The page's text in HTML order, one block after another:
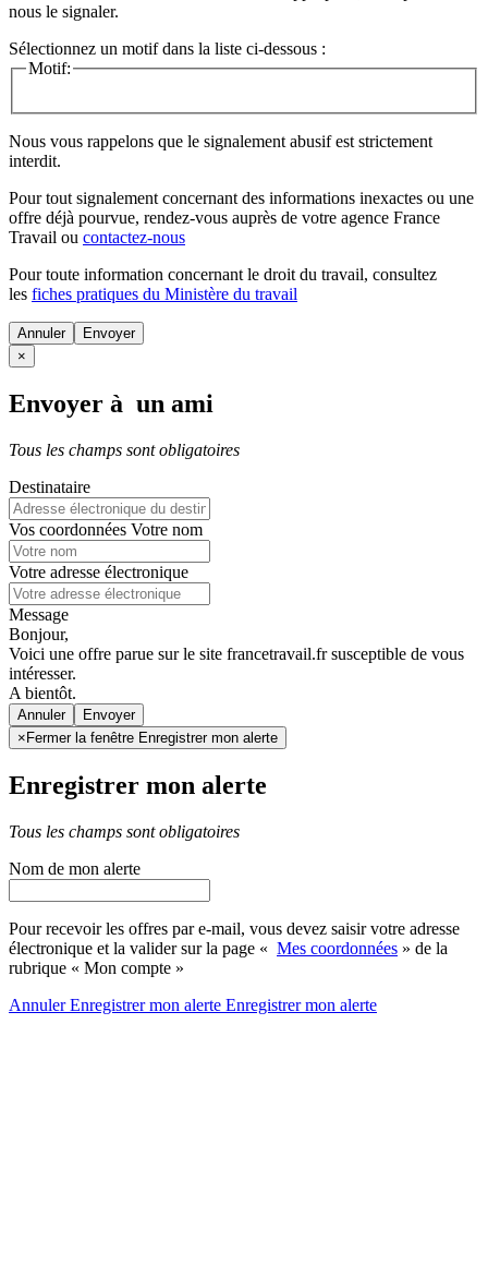
nous le signaler.
Sélectionnez un motif dans la liste ci-dessous :
Motif:
Nous vous rappelons que le signalement abusif est strictement
interdit.
Pour tout signalement concernant des informations inexactes ou une
offre déjà pourvue, rendez-vous auprès de votre agence France
Travail ou contactez-nous
Pour toute information concernant le droit du travail, consultez
les fiches pratiques du Ministère du travail
Annuler
×
Envoyer à un ami
Tous les champs sont obligatoires
Destinataire
Vos coordonnées Votre nom
Votre adresse électronique
Message
Bonjour,
Voici une offre parue sur le site francetravail.fr susceptible de vous
intéresser.
A bientôt.
Annuler
× Fermer la fenêtre Enregistrer mon alerte
Enregistrer mon alerte
Tous les champs sont obligatoires
Nom de mon alerte
Pour recevoir les offres par e-mail, vous devez saisir votre adresse
électronique et la valider sur la page « Mes coordonnées » de la
rubrique « Mon compte »
AnnulerEnregistrer mon alerte Enregistrermon alerte